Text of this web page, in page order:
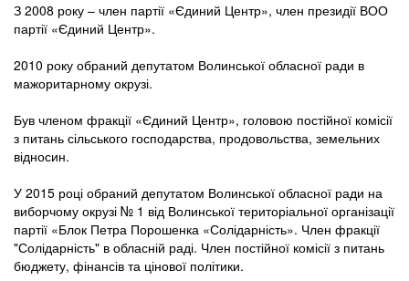
З 2008 року – член партії «Єдиний Центр», член президії ВОО
партії «Єдиний Центр».
2010 року обраний депутатом Волинської обласної ради в
мажоритарному окрузі.
Був членом фракції «Єдиний Центр», головою постійної комісії
з питань сільського господарства, продовольства, земельних
відносин.
У 2015 році обраний депутатом Волинської обласної ради на
виборчому окрузі № 1 від Волинської територіальної організації
партії «Блок Петра Порошенка «Солідарність». Член фракції
"Солідарність" в обласній раді. Член постійної комісії з питань
бюджету, фінансів та цінової політики.